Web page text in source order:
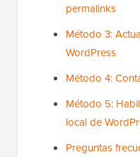
permalinks
Método 3:
WordPress
Método 4:
Método 5:
local de
Preguntas